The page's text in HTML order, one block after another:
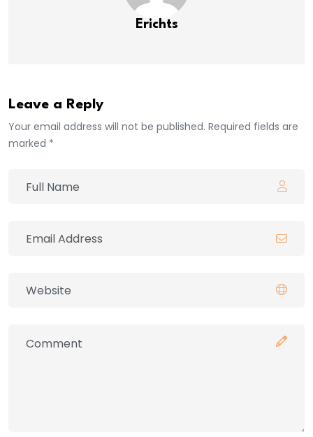
Erichts
Leave a Reply
Your email address will not be published. Required fields are
marked *